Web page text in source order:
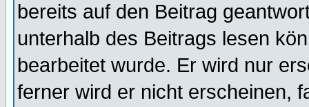
bereits auf den Beitrag
unterhalb des Beitrags lesen
bearbeitet wurde. Er wird nur
ferner wird er nicht erscheinen,